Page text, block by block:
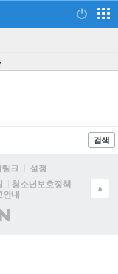
검색
링크
설정
청소년보호정책
안내
▲